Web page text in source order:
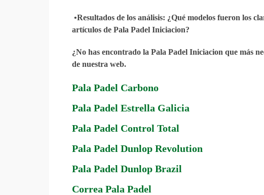
•Resultados de los análisis: ¿Qué modelos fueron los
artículos de Pala Padel Iniciacion?
¿No has encontrado la Pala Padel Iniciacion que más
de nuestra web.
Pala Padel Carbono
Pala Padel Estrella Galicia
Pala Padel Control Total
Pala Padel Dunlop Revolution
Pala Padel Dunlop Brazil
Correa Pala Padel